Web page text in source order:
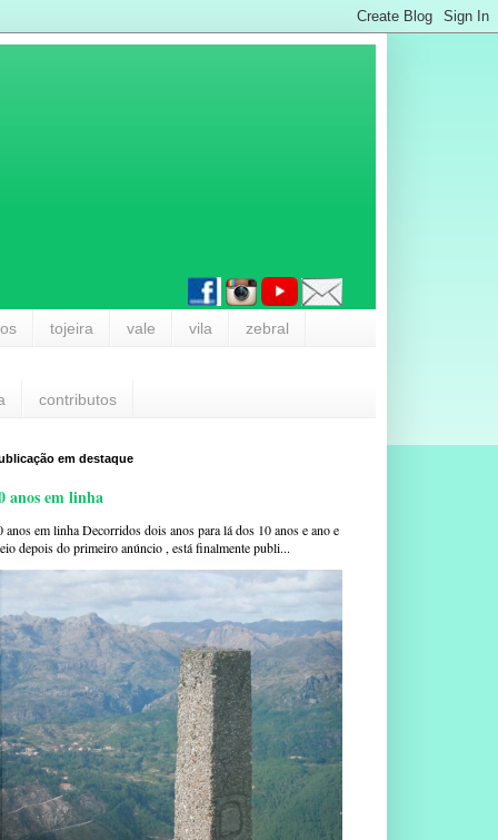
tojeira vale vila zebral
contributos
em destaque
anos em linha
anos em linha Decorridos dois anos para lá dos 10 anos e ano e
depois do primeiro anúncio , está finalmente publi...